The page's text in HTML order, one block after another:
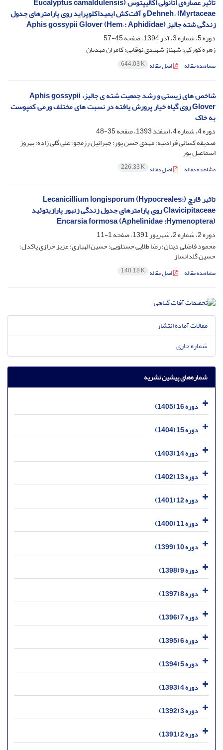
Dehneh. (Myrtaceae و آفت‌کش ایمیداکلوپراید روی پارامترهای جدول
زندگی شته جالیز (Aphis gossypii Glover (Hem.: Aphididae
دوره 5، شماره 3، آذر 1394، صفحه
45-57
زهره کورکی؛ شهناز شهیدی نوقابی؛ کامران مهدیان
مشاهده مقاله اصل مقاله 644.03 K
شاخص های زیستی و رشد جمعیت شته ی جالیز، Aphis gossypii
Glover روی گیاه خیار پرورش یافته در نسبت های مختلف ورمی کمپوست
به خاک
دوره 4، شماره 4، اسفند 1393، صفحه
35-48
صدیقه کسائی فرادنبه؛ مهدی حسن پور؛ جبرائیل رزمجو؛ علی گلی زاده؛ بهروز
اسماعیل ‏پور
مشاهده مقاله اصل مقاله 226.33 K
تاثیر قارچ (Lecanicillium longisporum (Hypocreales:
Clavicipitaceae روی پارامترهای جدول زندگی زنبور پارازیتوئید
(Aphelinidae :Hymenoptera) Encarsia formosa
دوره 2، شماره 2، شهریور 1391، صفحه
1-11
محمود فاضلی دینان؛ رضا طلایی حسنلویی؛ حسین الهیاری؛ عزیز خرازی پاکدل؛
حسین گلدانساز
مشاهده مقاله اصل مقاله 140.18 K
مقالات آماده انتشار
شماره جاری
شماره‌های پیشین نشریه
دوره 16 (1405)
دوره 15 (1404)
دوره 14 (1403)
دوره 13 (1402)
دوره 12 (1401)
دوره 11 (1400)
دوره 10 (1399)
دوره 9 (1398)
دوره 8 (1397)
دوره 7 (1396)
دوره 6 (1395)
دوره 5 (1394)
دوره 4 (1393)
دوره 3 (1392)
دوره 2 (1391)